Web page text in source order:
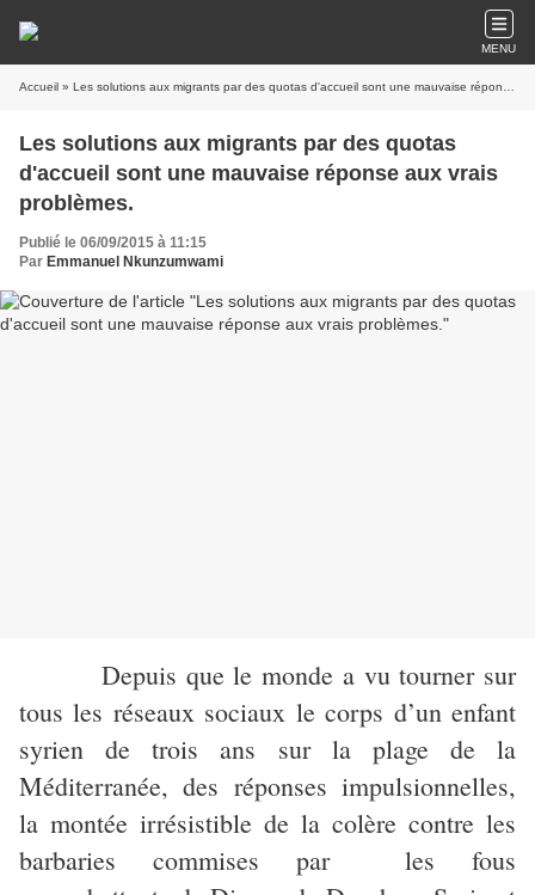
MENU
Accueil » Les solutions aux migrants par des quotas d'accueil sont une mauvaise réponse aux vrais problèmes.
Les solutions aux migrants par des quotas
d'accueil sont une mauvaise réponse aux vrais
problèmes.
Publié le 06/09/2015 à 11:15
Par Emmanuel Nkunzumwami
Depuis que le monde a vu tourner sur
tous les réseaux sociaux le corps d’un enfant
syrien de trois ans sur la plage de la
Méditerranée, des réponses impulsionnelles,
la montée irrésistible de la colère contre les
barbaries commises par les fous